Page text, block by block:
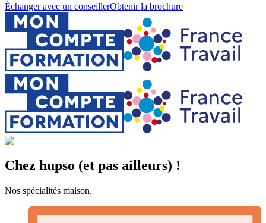
Échanger avec un conseillerObtenir la brochure
Chez hupso (et pas ailleurs) !
Nos spécialités maison.